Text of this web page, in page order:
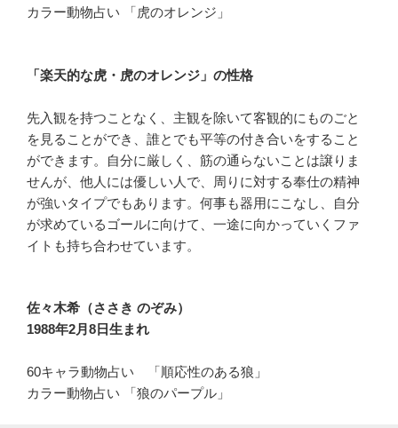
カラー動物占い 「虎のオレンジ」
「楽天的な虎・虎のオレンジ」の性格
先入観を持つことなく、主観を除いて客観的にものごと
を見ることができ、誰とでも平等の付き合いをすること
ができます。自分に厳しく、筋の通らないことは譲りま
せんが、他人には優しい人で、周りに対する奉仕の精神
が強いタイプでもあります。何事も器用にこなし、自分
が求めているゴールに向けて、一途に向かっていくファ
イトも持ち合わせています。
佐々木希（ささき のぞみ）
1988年2月8日生まれ
60キャラ動物占い 「順応性のある狼」
カラー動物占い 「狼のパープル」